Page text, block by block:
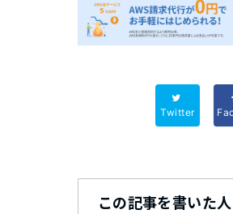
Twitter
この記事を書いた人